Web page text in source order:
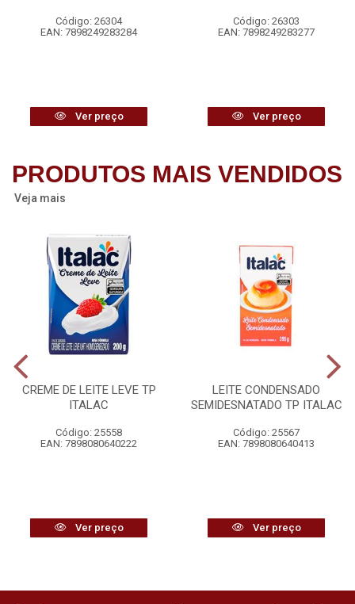
Código: 26304
EAN: 7898249283284
Ver preço
Código: 26303
EAN: 7898249283277
Ver preço
PRODUTOS MAIS VENDIDOS
Veja mais
CREME DE LEITE LEVE TP
ITALAC
Código: 25558
EAN: 7898080640222
Ver preço
LEITE CONDENSADO
SEMIDESNATADO TP ITALAC
Código: 25567
EAN: 7898080640413
Ver preço